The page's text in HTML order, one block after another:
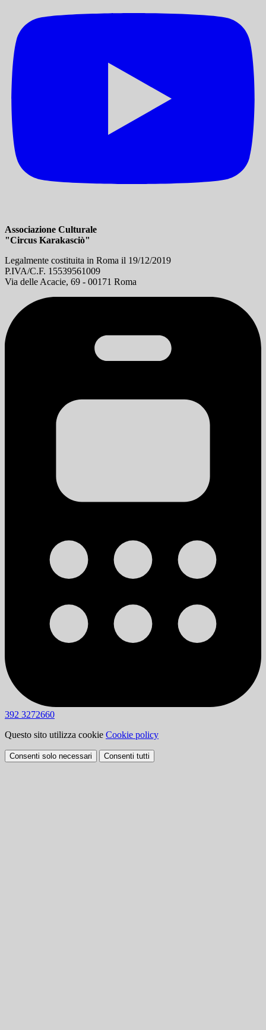
Associazione Culturale
"Circus Karakasciò"
Legalmente costituita in Roma il 19/12/2019
P.IVA/C.F. 15539561009
Via delle Acacie, 69 - 00171 Roma
392 3272660
Questo sito utilizza cookie Cookie policy
Consenti solo necessari Consenti tutti